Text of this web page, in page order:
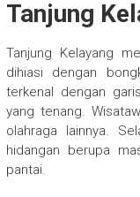
Tanjung
Tanjung Kelayang
dihiasi dengan
terkenal dengan
yang tenang.
olahraga lainnya.
hidangan berupa
pantai.